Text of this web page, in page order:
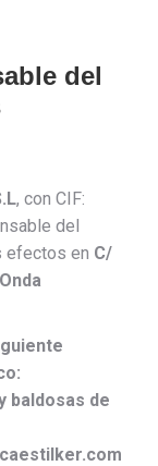
del
, con CIF:
del
efectos en C/
baldosas de